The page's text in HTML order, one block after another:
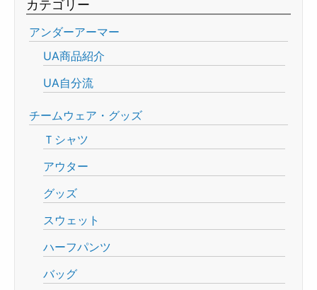
カテゴリー
アンダーアーマー
UA商品紹介
UA自分流
チームウェア・グッズ
Ｔシャツ
アウター
グッズ
スウェット
ハーフパンツ
バッグ